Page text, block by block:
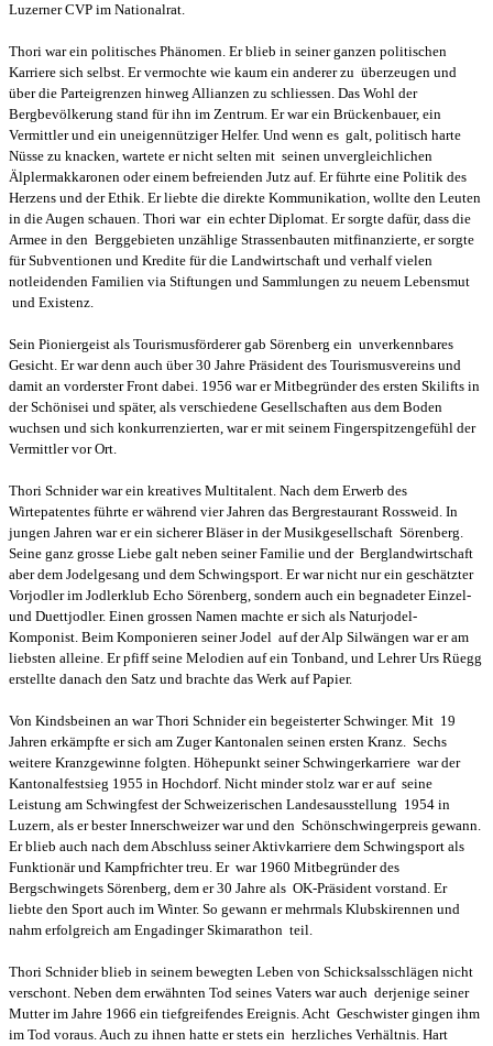
Luzerner CVP im Nationalrat.
Thori war ein politisches Phänomen. Er blieb in seiner ganzen politischen
Karriere sich selbst. Er vermochte wie kaum ein anderer zu überzeugen und
über die Parteigrenzen hinweg Allianzen zu schliessen. Das Wohl der
Bergbevölkerung stand für ihn im Zentrum. Er war ein Brückenbauer, ein
Vermittler und ein uneigennütziger Helfer. Und wenn es galt, politisch harte
Nüsse zu knacken, wartete er nicht selten mit seinen unvergleichlichen
Älplermakkaronen oder einem befreienden Jutz auf. Er führte eine Politik des
Herzens und der Ethik. Er liebte die direkte Kommunikation, wollte den Leuten
in die Augen schauen. Thori war ein echter Diplomat. Er sorgte dafür, dass die
Armee in den Berggebieten unzählige Strassenbauten mitfinanzierte, er sorgte
für Subventionen und Kredite für die Landwirtschaft und verhalf vielen
notleidenden Familien via Stiftungen und Sammlungen zu neuem Lebensmut
und Existenz.
Sein Pioniergeist als Tourismusförderer gab Sörenberg ein unverkennbares
Gesicht. Er war denn auch über 30 Jahre Präsident des Tourismusvereins und
damit an vorderster Front dabei. 1956 war er Mitbegründer des ersten Skilifts in
der Schönisei und später, als verschiedene Gesellschaften aus dem Boden
wuchsen und sich konkurrenzierten, war er mit seinem Fingerspitzengefühl der
Vermittler vor Ort.
Thori Schnider war ein kreatives Multitalent. Nach dem Erwerb des
Wirtepatentes führte er während vier Jahren das Bergrestaurant Rossweid. In
jungen Jahren war er ein sicherer Bläser in der Musikgesellschaft Sörenberg.
Seine ganz grosse Liebe galt neben seiner Familie und der Berglandwirtschaft
aber dem Jodelgesang und dem Schwingsport. Er war nicht nur ein geschätzter
Vorjodler im Jodlerklub Echo Sörenberg, sondern auch ein begnadeter Einzel-
und Duettjodler. Einen grossen Namen machte er sich als Naturjodel-
Komponist. Beim Komponieren seiner Jodel auf der Alp Silwängen war er am
liebsten alleine. Er pfiff seine Melodien auf ein Tonband, und Lehrer Urs Rüegg
erstellte danach den Satz und brachte das Werk auf Papier.
Von Kindsbeinen an war Thori Schnider ein begeisterter Schwinger. Mit 19
Jahren erkämpfte er sich am Zuger Kantonalen seinen ersten Kranz. Sechs
weitere Kranzgewinne folgten. Höhepunkt seiner Schwingerkarriere war der
Kantonalfestsieg 1955 in Hochdorf. Nicht minder stolz war er auf seine
Leistung am Schwingfest der Schweizerischen Landesausstellung 1954 in
Luzern, als er bester Innerschweizer war und den Schönschwingerpreis gewann.
Er blieb auch nach dem Abschluss seiner Aktivkarriere dem Schwingsport als
Funktionär und Kampfrichter treu. Er war 1960 Mitbegründer des
Bergschwingets Sörenberg, dem er 30 Jahre als OK-Präsident vorstand. Er
liebte den Sport auch im Winter. So gewann er mehrmals Klubskirennen und
nahm erfolgreich am Engadinger Skimarathon teil.
Thori Schnider blieb in seinem bewegten Leben von Schicksalsschlägen nicht
verschont. Neben dem erwähnten Tod seines Vaters war auch derjenige seiner
Mutter im Jahre 1966 ein tiefgreifendes Ereignis. Acht Geschwister gingen ihm
im Tod voraus. Auch zu ihnen hatte er stets ein herzliches Verhältnis. Hart